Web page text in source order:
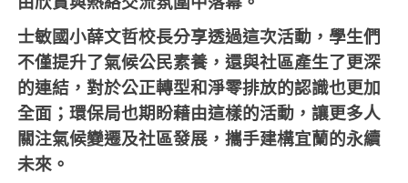
士敏國小薛文哲校長分享透過這次活動，學生們
不僅提升了氣候公民素養，還與社區產生了更深
的連結，對於公正轉型和淨零排放的認識也更加
全面；環保局也期盼藉由這樣的活動，讓更多人
關注氣候變遷及社區發展，攜手建構宜蘭的永續
未來。